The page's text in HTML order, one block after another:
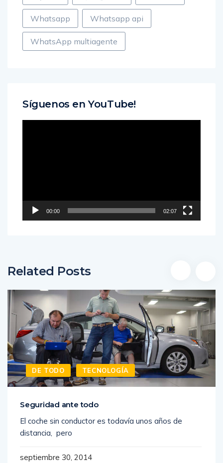
Whatsapp Whatsapp api
WhatsApp multiagente
Síguenos en YouTube!
00:00 02:07
Related Posts
DE TODO TECNOLOGÍA
Seguridad ante todo
El coche sin conductor es todavía unos años de
distancia, pero
septiembre 30, 2014